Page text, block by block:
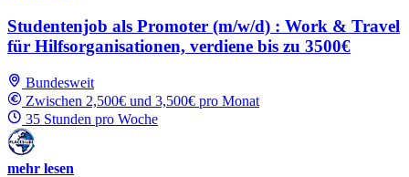
Studentenjob als Promoter (m/w/d) : Work & Travel
für Hilfsorganisationen, verdiene bis zu 3500€
Bundesweit
Zwischen 2,500€ und 3,500€ pro Monat
35 Stunden pro Woche
mehr lesen